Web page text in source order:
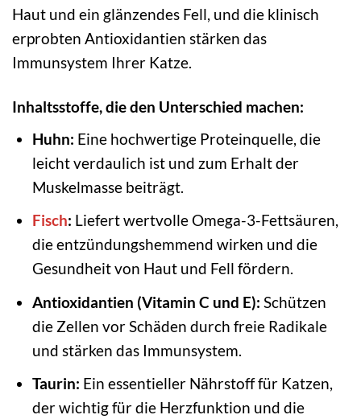
Haut und ein glänzendes Fell, und die klinisch
erprobten Antioxidantien stärken das
Immunsystem Ihrer Katze.
Inhaltsstoffe, die den Unterschied machen:
Huhn: Eine hochwertige Proteinquelle, die
leicht verdaulich ist und zum Erhalt der
Muskelmasse beiträgt.
Fisch: Liefert wertvolle Omega-3-Fettsäuren,
die entzündungshemmend wirken und die
Gesundheit von Haut und Fell fördern.
Antioxidantien (Vitamin C und E): Schützen
die Zellen vor Schäden durch freie Radikale
und stärken das Immunsystem.
Taurin: Ein essentieller Nährstoff für Katzen,
der wichtig für die Herzfunktion und die